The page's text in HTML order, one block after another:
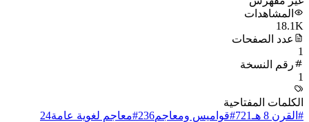
المشاهدات
18.1K
عدد الصفحات
1
رقم النسخة
1
الكلمات المفتاحية
# القرن 8 هـ 721
#قواميس ومعاجم236
#معاجم لغوية عامة24